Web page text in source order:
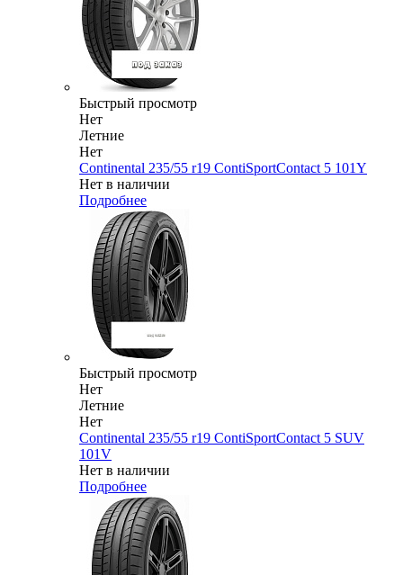
Быстрый просмотр
Нет
Летние
Нет
Continental 235/55 r19 ContiSportContact 5 101Y
Нет в наличии
Подробнее
Быстрый просмотр
Нет
Летние
Нет
Continental 235/55 r19 ContiSportContact 5 SUV
101V
Нет в наличии
Подробнее